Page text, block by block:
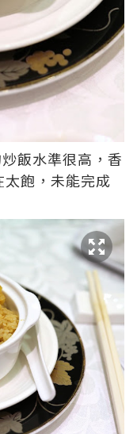
炒飯水準很高，香
飽，未能完成